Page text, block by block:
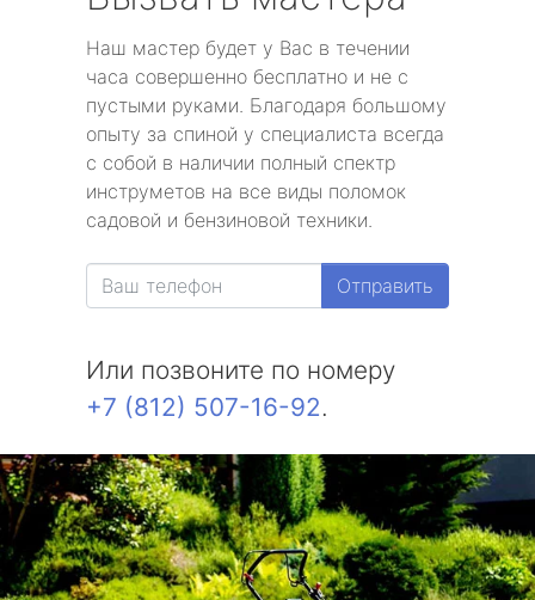
Наш мастер будет у Вас в течении
часа совершенно бесплатно и не с
пустыми руками. Благодаря большому
опыту за спиной у специалиста всегда
с собой в наличии полный спектр
инструметов на все виды поломок
садовой и бензиновой техники.
Отправить
Или позвоните по номеру
+7 (812) 507-16-92.